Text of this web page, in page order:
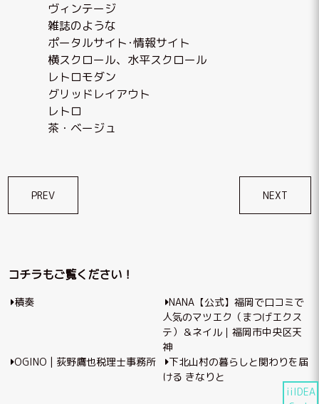
iiIDEA
ヴィンテージ
雑誌のような
ポータルサイト･情報サイト
横スクロール、水平スクロール
レトロモダン
グリッドレイアウト
レトロ
茶・ベージュ
稿
ゲ
ー
ョ
PREV NEXT
コチラもご覧ください！
積奏
NANA【公式】福岡で口コミで
人気のマツエク（まつげエクス
テ）＆ネイル｜福岡市中央区天
神
OGINO | 荻野鷹也税理士事務所
下北山村の暮らしと関わりを届
ける きなりと